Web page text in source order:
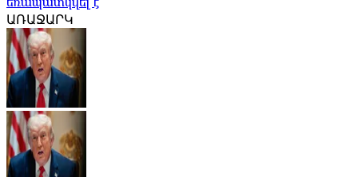
ԱՌԱՋԱՐԿ